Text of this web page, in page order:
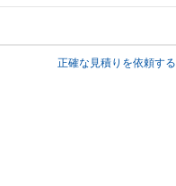
正確な見積りを依頼する